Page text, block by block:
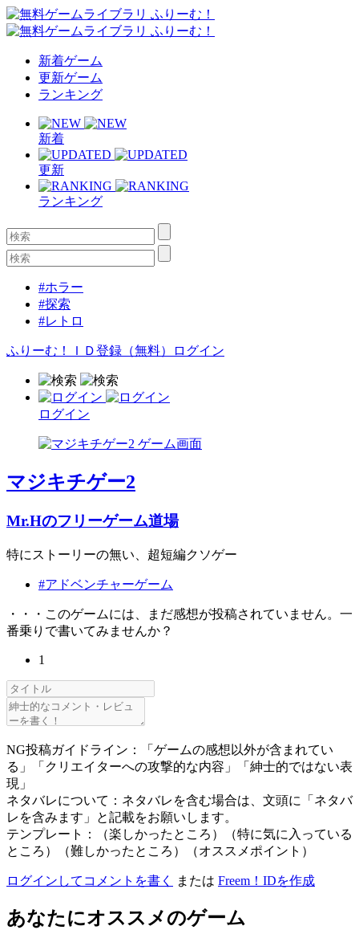
新着ゲーム
更新ゲーム
ランキング
新着
更新
ランキング
#ホラー
#探索
#レトロ
ふりーむ！ＩＤ登録（無料） ログイン
ログイン
マジキチゲー2
Mr.Hのフリーゲーム道場
特にストーリーの無い、超短編クソゲー
#アドベンチャーゲーム
・・・このゲームには、まだ感想が投稿されていません。一
番乗りで書いてみませんか？
1
NG投稿ガイドライン：「ゲームの感想以外が含まれてい
る」「クリエイターへの攻撃的な内容」「紳士的ではない表
現」
ネタバレについて：ネタバレを含む場合は、文頭に「ネタバ
レを含みます」と記載をお願いします。
テンプレート：（楽しかったところ）（特に気に入っている
ところ）（難しかったところ）（オススメポイント）
ログインしてコメントを書く または Freem！IDを作成
あなたにオススメのゲーム